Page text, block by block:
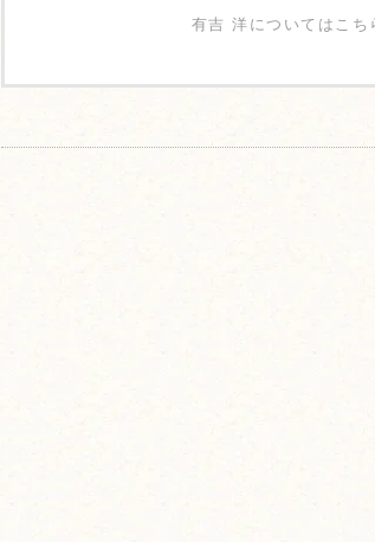
有吉 洋についてはこち